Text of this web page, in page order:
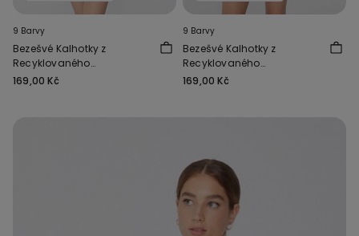
9 Barvy
Bezešvé Kalhotky z
Recyklovaného
Mikrovlákna
169,00 Kč
9 Barvy
Bezešvé Kalhotky z
Recyklovaného
Mikrovlákna
169,00 Kč